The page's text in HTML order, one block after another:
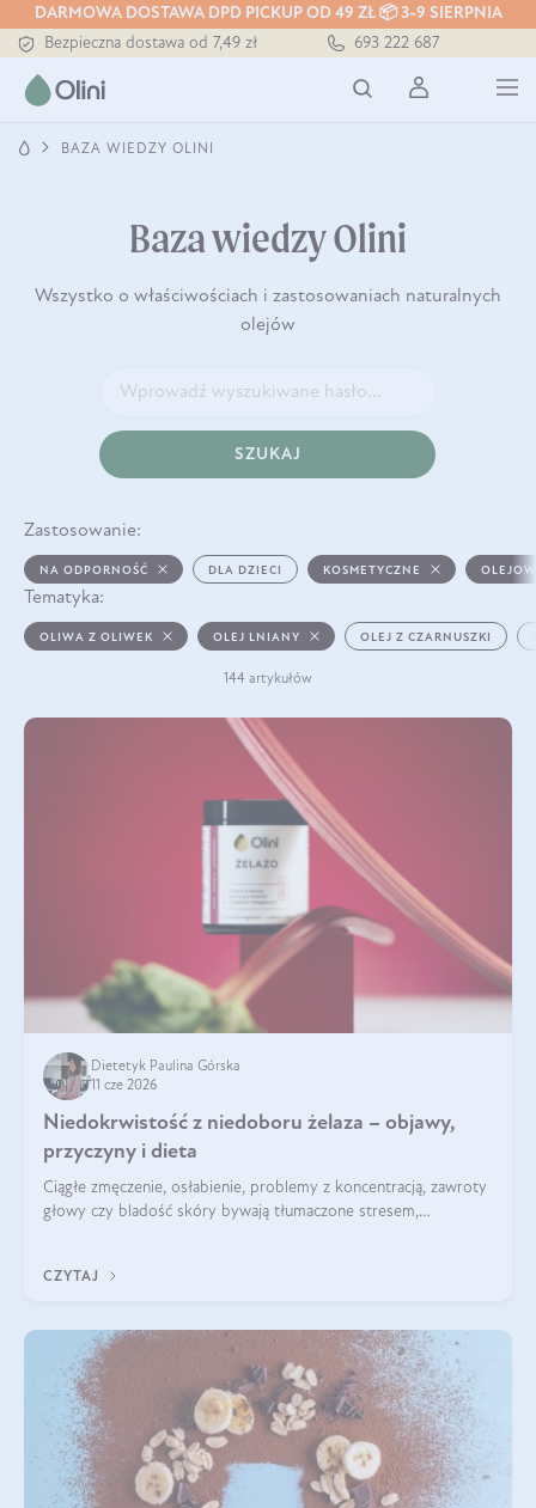
DARMOWA DOSTAWA DPD PICKUP OD 49 ZŁ 📦 3-9 SIERPNIA
Bezpieczna dostawa od 7,49 zł
Darmowa dostawa od 199 zł
Tłoczony zawsze na zimno
693 222 687
BAZA WIEDZY OLINI
Baza wiedzy Olini
Wszystko o właściwościach i zastosowaniach naturalnych
olejów
SZUKAJ
Zastosowanie:
NA ODPORNOŚĆ DLA DZIECI KOSMETYCZNE
Tematyka:
OLIWA Z OLIWEK OLEJ LNIANY OLEJ Z CZARNUSZKI
144 artykułów
Dietetyk Paulina Górska
11 cze 2026
Niedokrwistość z niedoboru żelaza – objawy,
przyczyny i dieta
Ciągłe zmęczenie, osłabienie, problemy z koncentracją, zawroty
głowy czy bladość skóry bywają tłumaczone stresem,
CZYTAJ